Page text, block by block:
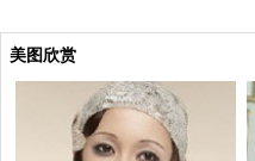
美图欣赏